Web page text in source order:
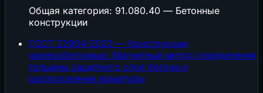
Общая категория: 91.080.40 — Бетонные
конструкции
ГОСТ 22904-2023 — Конструкции
железобетонные. Магнитный метод определения
толщины защитного слоя бетона и
расположения арматуры